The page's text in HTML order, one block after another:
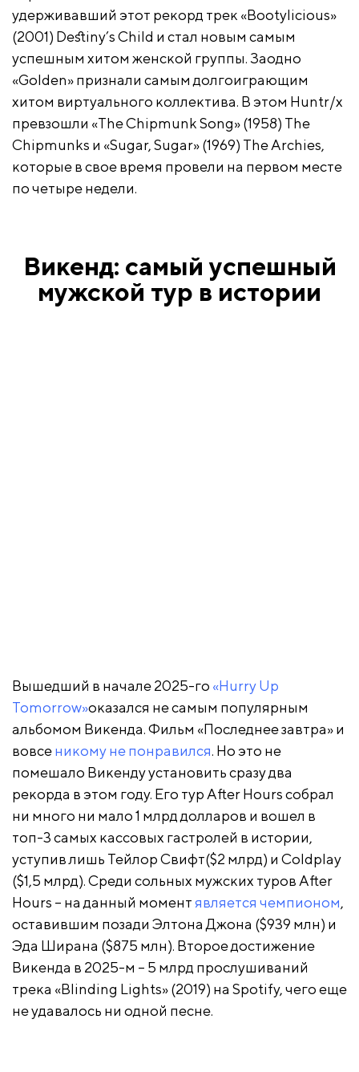
удерживавший этот рекорд трек «Bootylicious»
(2001) Destiny’s Child и стал новым самым
успешным хитом женской группы. Заодно
«Golden» признали самым долгоиграющим
хитом виртуального коллектива. В этом Huntr/x
превзошли «The Chipmunk Song» (1958) The
Chipmunks и «Sugar, Sugar» (1969) The Archies,
которые в свое время провели на первом месте
по четыре недели.
Викенд: самый успешный
мужской тур в истории
Вышедший в начале 2025-го «Hurry Up
Tomorrow»оказался не самым популярным
альбомом Викенда. Фильм «Последнее завтра» и
вовсеникому не понравился. Но это не
помешало Викенду установить сразу два
рекорда в этом году. Его тур After Hours собрал
ни много ни мало 1 млрд долларов и вошел в
топ-3 самых кассовых гастролей в истории,
уступив лишь Тейлор Свифт($2 млрд) и Coldplay
($1,5 млрд). Среди сольных мужских туров After
Hours – на данный моментявляется чемпионом,
оставившим позади Элтона Джона ($939 млн) и
Эда Ширана ($875 млн). Второе достижение
Викенда в 2025-м – 5 млрд прослушиваний
трека «Blinding Lights» (2019) на Spotify, чего еще
не удавалось ни одной песне.